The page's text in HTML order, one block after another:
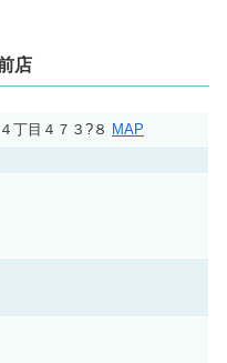
店
丁目４７３?８ MAP